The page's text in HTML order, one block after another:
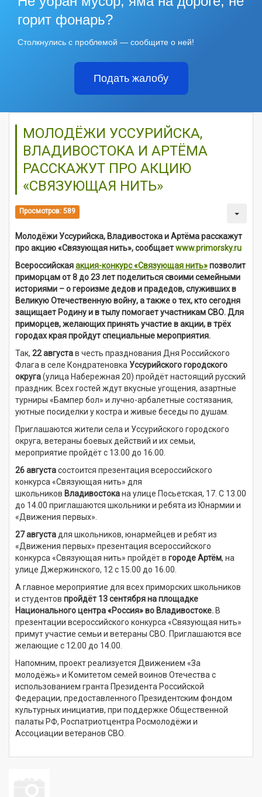
горит фонарь?
Столкнулись с проблемой — сообщите о ней!
Подать жалобу
МОЛОДЁЖИ УССУРИЙСКА,
ВЛАДИВОСТОКА И АРТЁМА
РАССКАЖУТ ПРО АКЦИЮ
«СВЯЗУЮЩАЯ НИТЬ»
Просмотров: 589
Молодёжи Уссурийска, Владивостока и Артёма расскажут
про акцию «Связующая нить», сообщаетwww.primorsky.ru
Всероссийскаяакция-конкурс «Связующая нить»позволит
приморцам от 8 до 23 лет поделиться своими семейными
историями – о героизме дедов и прадедов, служивших в
Великую Отечественную войну, а также о тех, кто сегодня
защищает Родину и в тылу помогает участникам СВО. Для
приморцев, желающих принять участие в акции, в трёх
городах края пройдут специальные мероприятия.
Так, 22 августав честь празднования Дня Российского
Флага в селе Кондратеновка Уссурийского городского
округа(улица Набережная 20) пройдёт настоящий русский
праздник. Всех гостей ждут вкусные угощения, азартные
турниры «Бампер бол» и лучно-арбалетные состязания,
уютные посиделки у костра и живые беседы по душам.
Приглашаются жители села и Уссурийского городского
округа, ветераны боевых действий и их семьи,
мероприятие пройдёт с 13.00 до 16.00.
26 августасостоится презентация всероссийского
конкурса «Связующая нить» для
школьников Владивостокана улице Посьетская, 17. С 13.00
до 14.00 приглашаются школьники и ребята из Юнармии и
«Движения первых».
27 августа для школьников, юнармейцев и ребят из
«Движения первых» презентация всероссийского
конкурса «Связующая нить» пройдёт в городе Артём, на
улице Джержинского, 12 с 15.00 до 16.00.
А главное мероприятие для всех приморских школьников
и студентов пройдёт 13 сентября на площадке
Национального центра «Россия» во Владивостоке. В
презентации всероссийского конкурса «Связующая нить»
примут участие семьи и ветераны СВО. Приглашаются все
желающие с 12.00 до 14.00.
Напомним, проект реализуется Движением «За
молодёжь» и Комитетом семей воинов Отечества с
использованием гранта Президента Российской
Федерации, предоставленного Президентским фондом
культурных инициатив, при поддержке Общественной
палаты РФ, Роспатриотцентра Росмолодёжи и
Ассоциации ветеранов СВО.